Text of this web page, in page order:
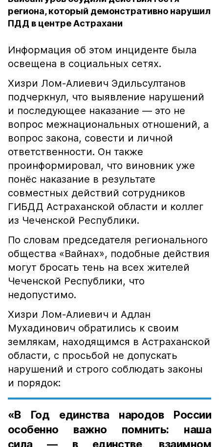
региона, который демонстративно нарушил
ПДД в центре Астрахани
Информация об этом инциденте была
освещена в социальных сетях.
Хизри Лом-Алиевич Эдильсултанов
подчеркнул, что выявление нарушений
и последующее наказание — это не
вопрос межнациональных отношений, а
вопрос закона, совести и личной
ответственности. Он также
проинформировал, что виновник уже
понёс наказание в результате
совместных действий сотрудников
ГИБДД Астраханской области и коллег
из Чеченской Республики.
По словам председателя регионального
общества «Вайнах», подобные действия
могут бросать тень на всех жителей
Чеченской Республики, что
недопустимо.
Хизри Лом-Алиевич и Адлан
Мухадинович обратились к своим
землякам, находящимся в Астраханской
области, с просьбой не допускать
нарушений и строго соблюдать законы
и порядок:
«В Год единства народов России
особенно важно помнить: наша
сила — в единстве, взаимном